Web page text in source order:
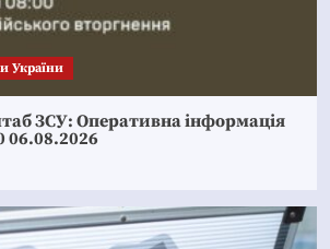
України
ЗСУ: Оперативна інформація
06.08.2026